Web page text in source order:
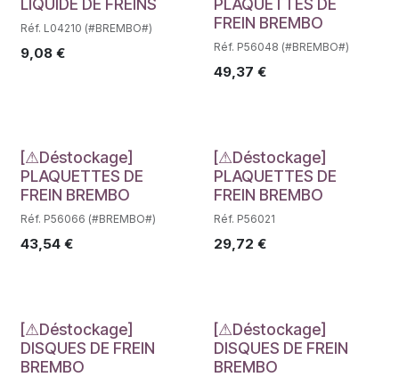
Réf. L04210 (#BREMBO#)
9,08 €
FREIN BREMBO
Réf. P56048 (#BREMBO#)
49,37 €
Déstockage
[⚠Déstockage]
PLAQUETTES DE
FREIN BREMBO
Réf. P56066 (#BREMBO#)
43,54 €
Déstockage
[⚠Déstockage]
PLAQUETTES DE
FREIN BREMBO
Réf. P56021
29,72 €
Déstockage
[⚠Déstockage]
DISQUES DE FREIN
BREMBO
Déstockage
[⚠Déstockage]
DISQUES DE FREIN
BREMBO